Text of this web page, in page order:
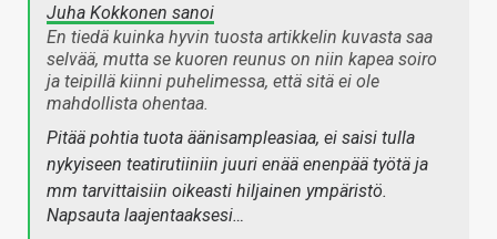
Juha Kokkonen sanoi
En tiedä kuinka hyvin tuosta artikkelin kuvasta saa
selvää, mutta se kuoren reunus on niin kapea soiro
ja teipillä kiinni puhelimessa, että sitä ei ole
mahdollista ohentaa.
Pitää pohtia tuota äänisampleasiaa, ei saisi tulla
nykyiseen teatirutiiniin juuri enää enenpää työtä ja
mm tarvittaisiin oikeasti hiljainen ympäristö.
Napsauta laajentaaksesi…